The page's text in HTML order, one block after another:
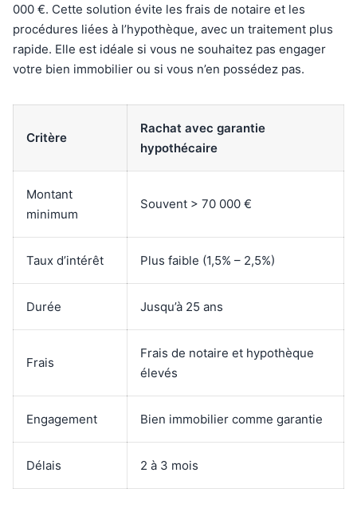
000 €. Cette solution évite les frais de notaire et les
procédures liées à l’hypothèque, avec un traitement plus
rapide. Elle est idéale si vous ne souhaitez pas engager
votre bien immobilier ou si vous n’en possédez pas.
Critère
Rachat avec garantie
hypothécaire
Montant
minimum
Souvent > 70 000 €
Taux d’intérêt Plus faible (1,5% – 2,5%)
Durée Jusqu’à 25 ans
Frais
Frais de notaire et hypothèque
élevés
Engagement Bien immobilier comme garantie
Délais 2 à 3 mois